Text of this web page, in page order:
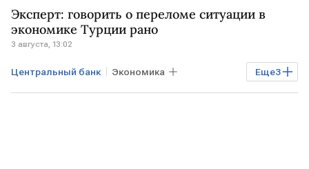
центральные банки
Эксперт: говорить о переломе ситуации в
экономике Турции рано
3 августа, 13:02
Еще3
Центральный банк Экономика
Мировая экономика ТУРЦИЯ